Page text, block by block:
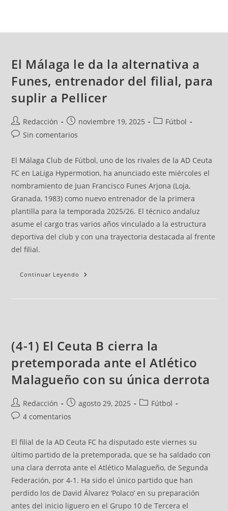
El Málaga le da la alternativa a
Funes, entrenador del filial, para
suplir a Pellicer
Redacción noviembre 19, 2025
Fútbol
Sin comentarios
El Málaga Club de Fútbol, uno de los rivales de la AD Ceuta
FC en LaLiga Hypermotion, ha anunciado este miércoles el
nombramiento de Juan Francisco Funes Arjona (Loja,
Granada, 1983) como nuevo entrenador de la primera
plantilla para la temporada 2025/26. El técnico andaluz
asume el cargo tras varios años vinculado a la estructura
deportiva del club y con una trayectoria destacada al frente
del filial.
Continuar Leyendo
(4-1) El Ceuta B cierra la
pretemporada ante el Atlético
Malagueño con su única derrota
Redacción agosto 29, 2025
Fútbol
4 comentarios
El filial de la AD Ceuta FC ha disputado este viernes su
último partido de la pretemporada, que se ha saldado con
una clara derrota ante el Atlético Malagueño, de Segunda
Federación, por 4-1. Ha sido el único partido que han
perdido los de David Álvarez ‘Polaco’ en su preparación
antes del inicio liguero en el Grupo 10 de Tercera el